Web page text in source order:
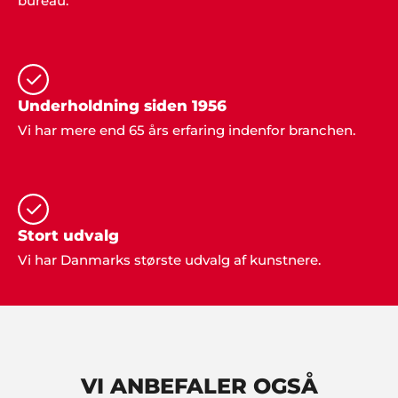
husker festen og underholdningen med stor
glæde."
Per S. Hemmingsen
"Jeg stod for den årlige familiefest i år og dvs. jeg
Underholdning siden 1956
Vi har mere end 65 års erfaring indenfor branchen.
Stort udvalg
Vi har Danmarks største udvalg af kunstnere.
VI ANBEFALER OGSÅ